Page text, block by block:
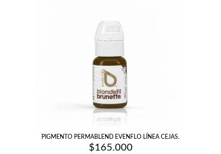
PIGMENTO PERMABLEND EVENFLO LÍNEA CEJAS.
$165.000